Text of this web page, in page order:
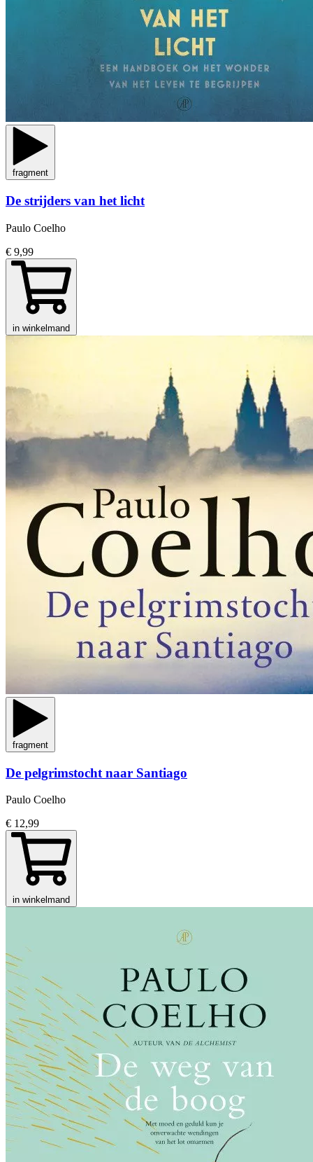
fragment
De strijders van het licht
Paulo Coelho
€ 9,99
in winkelmand
fragment
De pelgrimstocht naar Santiago
Paulo Coelho
€ 12,99
in winkelmand